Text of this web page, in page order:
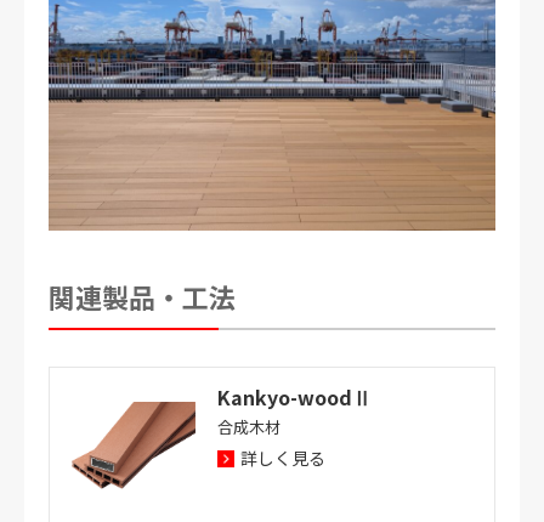
関連製品・工法
Kankyo-woodⅡ
合成木材
詳しく見る